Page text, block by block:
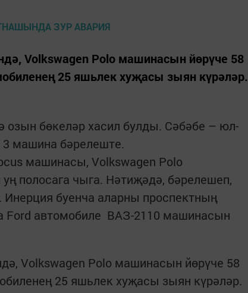
Volkswagen Polo машинасын йөрүче 58
25 яшьлек хуҗасы зыян күрәләр.
озын бөкеләр хасил булды. Сәбәбе – юл-
машина бәрелеште.
машинасы, Volkswagen Polo
полосага чыга. Нәтиҗәдә, бәрелешеп,
буенча аларны проспектның
Ford автомобиле ВАЗ-2110 машинасын
Volkswagen Polo машинасын йөрүче 58
25 яшьлек хуҗасы зыян күрәләр.